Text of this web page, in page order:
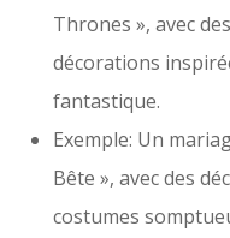
Thrones », avec
décorations
fantastique.
Exemple: Un
Bête », avec des
costumes